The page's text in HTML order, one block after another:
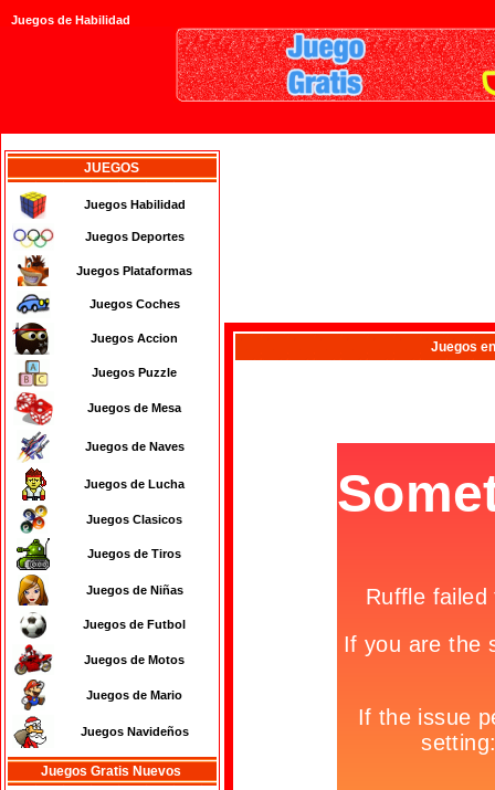
Juegos de Habilidad
JUEGOS
Juegos Habilidad
Juegos Deportes
Juegos Plataformas
Juegos Coches
Juegos Accion
Juegos Puzzle
Juegos de Mesa
Juegos de Naves
Juegos de Lucha
Juegos Clasicos
Juegos de Tiros
Juegos de Niñas
Juegos de Futbol
Juegos de Motos
Juegos de Mario
Juegos Navideños
Juegos Gratis Nuevos
Juegos